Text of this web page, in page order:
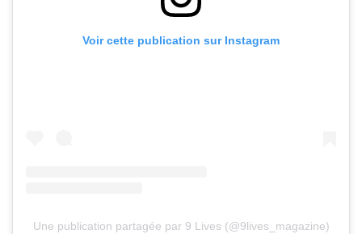
Voir cette publication sur Instagram
Une publication partagée par 9 Lives (@9lives_magazine)